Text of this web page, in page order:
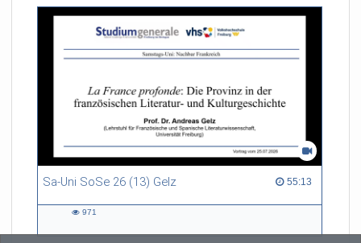
Sa-Uni SoSe 26 (13) Gelz 55:13
55:13 duration
971